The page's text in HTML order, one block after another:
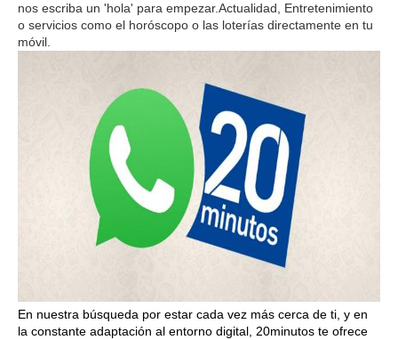
nos escriba un 'hola' para empezar.Actualidad, Entretenimiento
o servicios como el horóscopo o las loterías directamente en tu
móvil.
En nuestra búsqueda por estar cada vez más cerca de ti, y en
la constante adaptación al entorno digital, 20minutos te ofrece